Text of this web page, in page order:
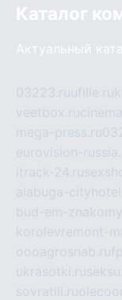
Каталог
Актуальный
03223.ruufille.ru
veetbox.ru
mega-press.ru
eurovision-
itrack-24.ru
alabuga-
bud-em-
korolevremont-
oooagrosnab.ru
ukrasotki.ru
sovratili.ru